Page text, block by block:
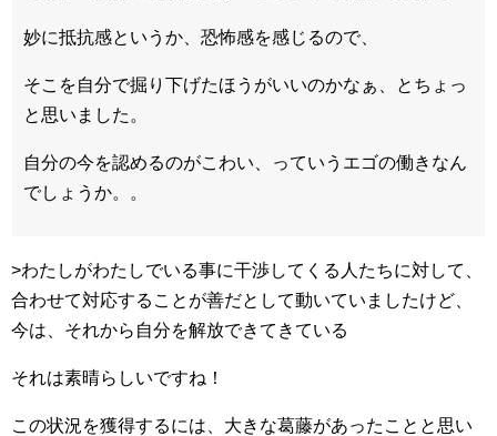
妙に抵抗感というか、恐怖感を感じるので、
そこを自分で掘り下げたほうがいいのかなぁ、とちょっ
と思いました。
自分の今を認めるのがこわい、っていうエゴの働きなん
でしょうか。。
>わたしがわたしでいる事に干渉してくる人たちに対して、
合わせて対応することが善だとして動いていましたけど、
今は、それから自分を解放できてきている
それは素晴らしいですね！
この状況を獲得するには、大きな葛藤があったことと思い